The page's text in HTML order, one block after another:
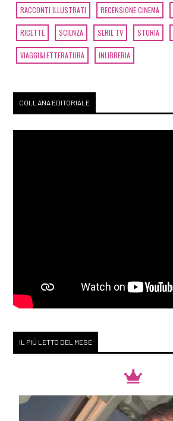
RACCONTI ILLUSTRATI RECENSIONE CINEMA
RICETTE SCIENZA SERIE TV STORIA
VIAGGI&LETTERATURA INLIBRERIA
COLLANA EDITORIALE
IL PIÙ LETTO DEL MESE